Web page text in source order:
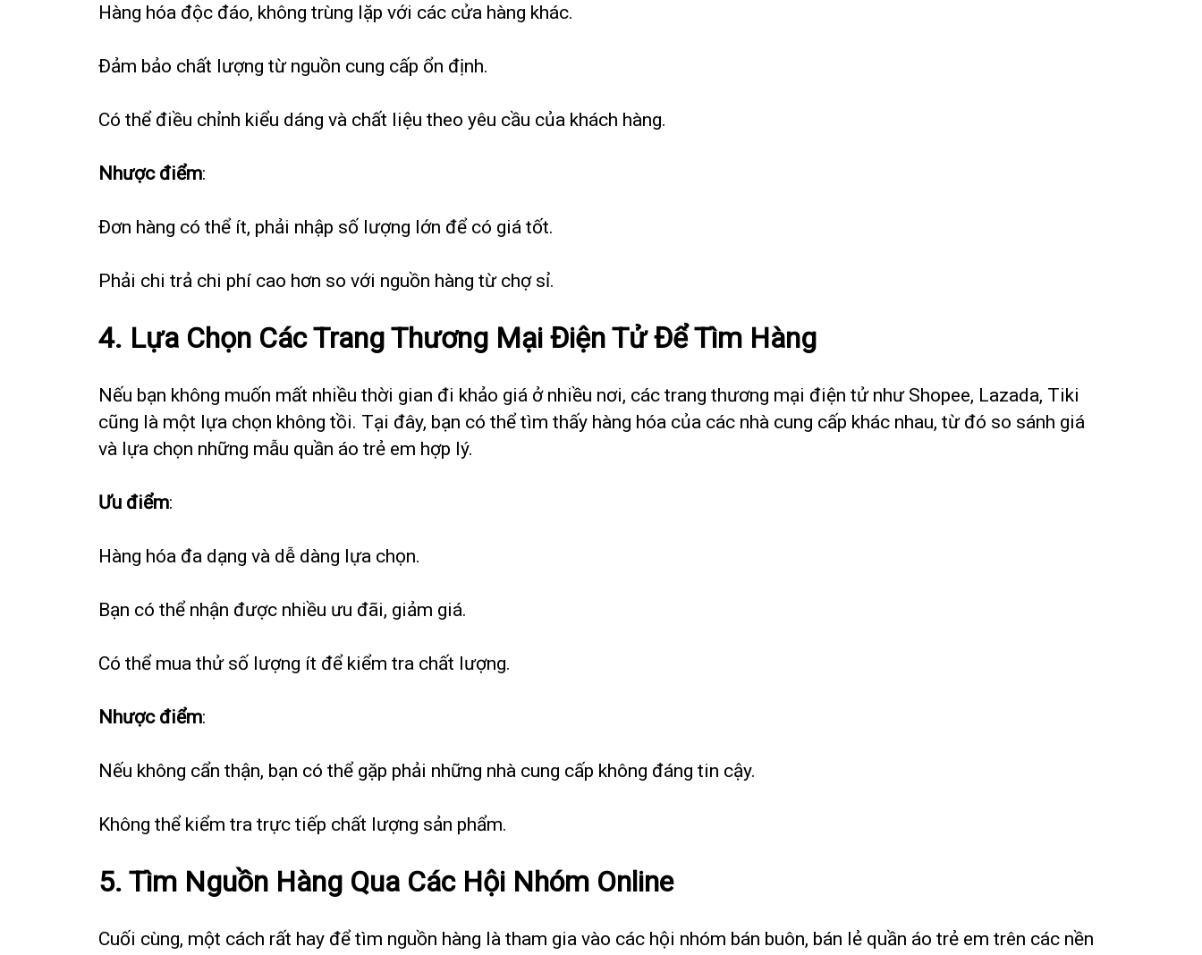
Hàng hóa độc đáo, không trùng lặp với các cửa hàng khác.
Đảm bảo chất lượng từ nguồn cung cấp ổn định.
Có thể điều chỉnh kiểu dáng và chất liệu theo yêu cầu của khách hàng.
Nhược điểm:
Đơn hàng có thể ít, phải nhập số lượng lớn để có giá tốt.
Phải chi trả chi phí cao hơn so với nguồn hàng từ chợ sỉ.
4. Lựa Chọn Các Trang Thương Mại Điện Tử Để Tìm Hàng
Nếu bạn không muốn mất nhiều thời gian đi khảo giá ở nhiều nơi, các trang thương mại điện tử như Shopee, Lazada, Tiki
cũng là một lựa chọn không tồi. Tại đây, bạn có thể tìm thấy hàng hóa của các nhà cung cấp khác nhau, từ đó so sánh giá
và lựa chọn những mẫu quần áo trẻ em hợp lý.
Ưu điểm:
Hàng hóa đa dạng và dễ dàng lựa chọn.
Bạn có thể nhận được nhiều ưu đãi, giảm giá.
Có thể mua thử số lượng ít để kiểm tra chất lượng.
Nhược điểm:
Nếu không cẩn thận, bạn có thể gặp phải những nhà cung cấp không đáng tin cậy.
Không thể kiểm tra trực tiếp chất lượng sản phẩm.
5. Tìm Nguồn Hàng Qua Các Hội Nhóm Online
Cuối cùng, một cách rất hay để tìm nguồn hàng là tham gia vào các hội nhóm bán buôn, bán lẻ quần áo trẻ em trên các nền